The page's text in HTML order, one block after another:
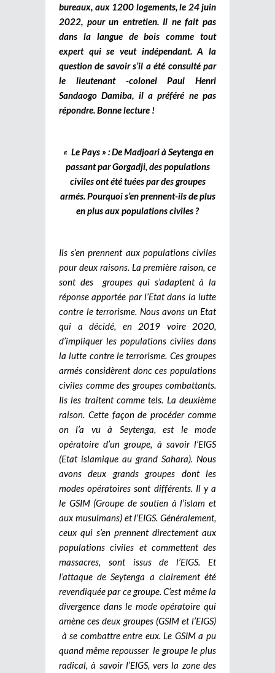
bureaux, aux 1200 logements, le 24 juin
2022, pour un entretien. Il ne fait pas
dans la langue de bois comme tout
expert qui se veut indépendant. A la
question de savoir s’il a été consulté par
le lieutenant -colonel Paul Henri
Sandaogo Damiba, il a préféré ne pas
répondre. Bonne lecture !
« Le Pays » : De Madjoari à Seytenga en
passant par Gorgadji, des populations
civiles ont été tuées par des groupes
armés. Pourquoi s’en prennent-ils de plus
en plus aux populations civiles ?
Ils s’en prennent aux populations civiles
pour deux raisons. La première raison, ce
sont des groupes qui s’adaptent à la
réponse apportée par l’Etat dans la lutte
contre le terrorisme. Nous avons un Etat
qui a décidé, en 2019 voire 2020,
d’impliquer les populations civiles dans
la lutte contre le terrorisme. Ces groupes
armés considèrent donc ces populations
civiles comme des groupes combattants.
Ils les traitent comme tels. La deuxième
raison. Cette façon de procéder comme
on l’a vu à Seytenga, est le mode
opératoire d’un groupe, à savoir l’EIGS
(Etat islamique au grand Sahara). Nous
avons deux grands groupes dont les
modes opératoires sont différents. Il y a
le GSIM (Groupe de soutien à l’islam et
aux musulmans) et l’EIGS. Généralement,
ceux qui s’en prennent directement aux
populations civiles et commettent des
massacres, sont issus de l’EIGS. Et
l’attaque de Seytenga a clairement été
revendiquée par ce groupe. C’est même la
divergence dans le mode opératoire qui
amène ces deux groupes (GSIM et l’EIGS)
à se combattre entre eux. Le GSIM a pu
quand même repousser le groupe le plus
radical, à savoir l’EIGS, vers la zone des